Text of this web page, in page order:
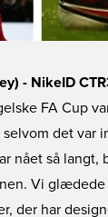
- NikeID
FA Cup
det var
nået så langt,
Vi glædede
der har